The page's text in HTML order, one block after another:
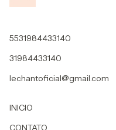
5531984433140
31984433140
lechantoficial@gmail.com
INICIO
CONTATO